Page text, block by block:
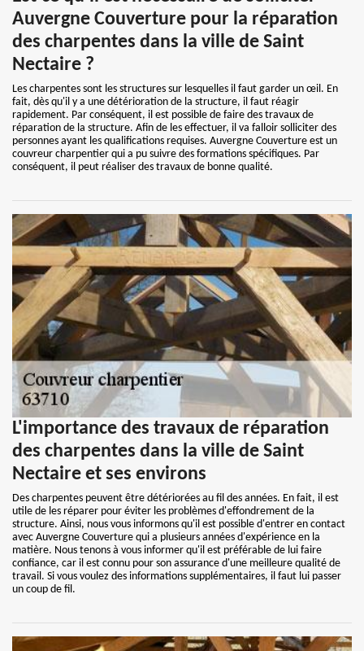
Auvergne Couverture pour la réparation
des charpentes dans la ville de Saint
Nectaire ?
Les charpentes sont les structures sur lesquelles il faut garder un œil. En
fait, dès qu'il y a une détérioration de la structure, il faut réagir
rapidement. Par conséquent, il est possible de faire des travaux de
réparation de la structure. Afin de les effectuer, il va falloir solliciter des
personnes ayant les qualifications requises. Auvergne Couverture est un
couvreur charpentier qui a pu suivre des formations spécifiques. Par
conséquent, il peut réaliser des travaux de bonne qualité.
L'importance des travaux de réparation
des charpentes dans la ville de Saint
Nectaire et ses environs
Des charpentes peuvent être détériorées au fil des années. En fait, il est
utile de les réparer pour éviter les problèmes d'effondrement de la
structure. Ainsi, nous vous informons qu'il est possible d'entrer en contact
avec Auvergne Couverture qui a plusieurs années d'expérience en la
matière. Nous tenons à vous informer qu'il est préférable de lui faire
confiance, car il est connu pour son assurance d'une meilleure qualité de
travail. Si vous voulez des informations supplémentaires, il faut lui passer
un coup de fil.